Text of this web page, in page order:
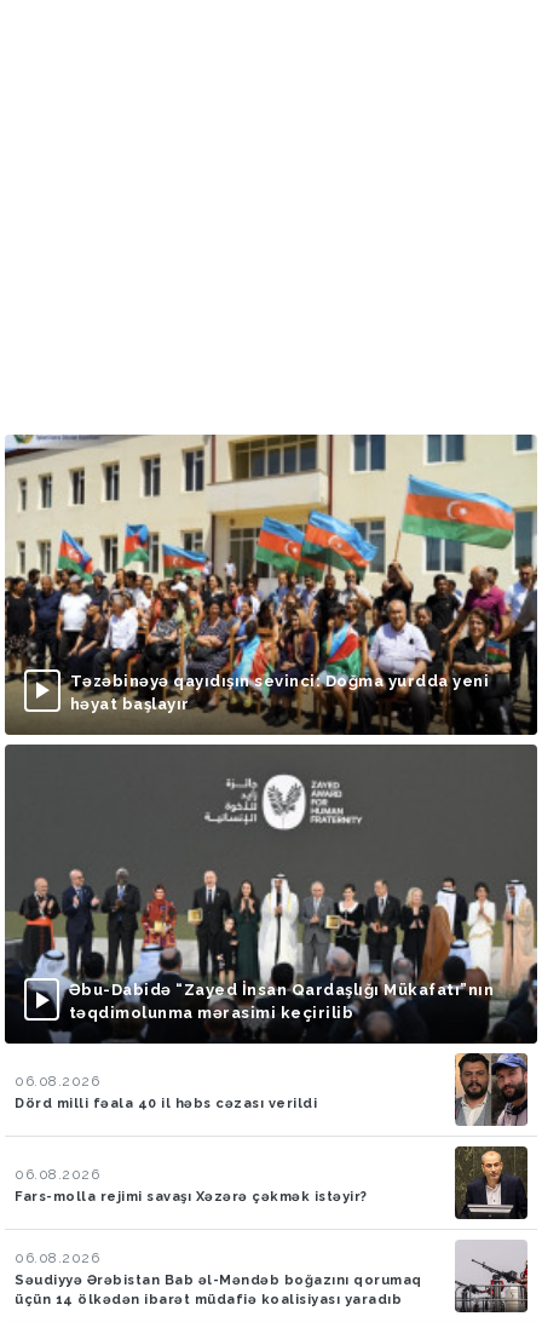
Təzəbinəyə qayıdışın sevinci: Doğma yurdda yeni
həyat başlayır
Əbu-Dabidə “Zayed İnsan Qardaşlığı Mükafatı”nın
təqdimolunma mərasimi keçirilib
06.08.2026
Dörd milli fəala 40 il həbs cəzası verildi
06.08.2026
Fars-molla rejimi savaşı Xəzərə çəkmək istəyir?
06.08.2026
Səudiyyə Ərəbistan Bab əl-Məndəb boğazını qorumaq
üçün 14 ölkədən ibarət müdafiə koalisiyası yaradıb